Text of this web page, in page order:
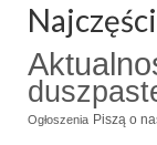
Ogłoszenia Piszą o